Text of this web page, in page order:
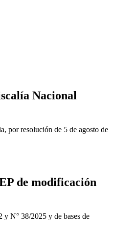
Nacional
por resolución de 5 de agosto de
de modificación
y N° 38/2025 y de bases de